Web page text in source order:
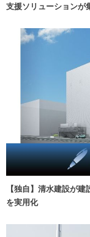
支援ソリューションが
【独自】清水建設が
を実用化